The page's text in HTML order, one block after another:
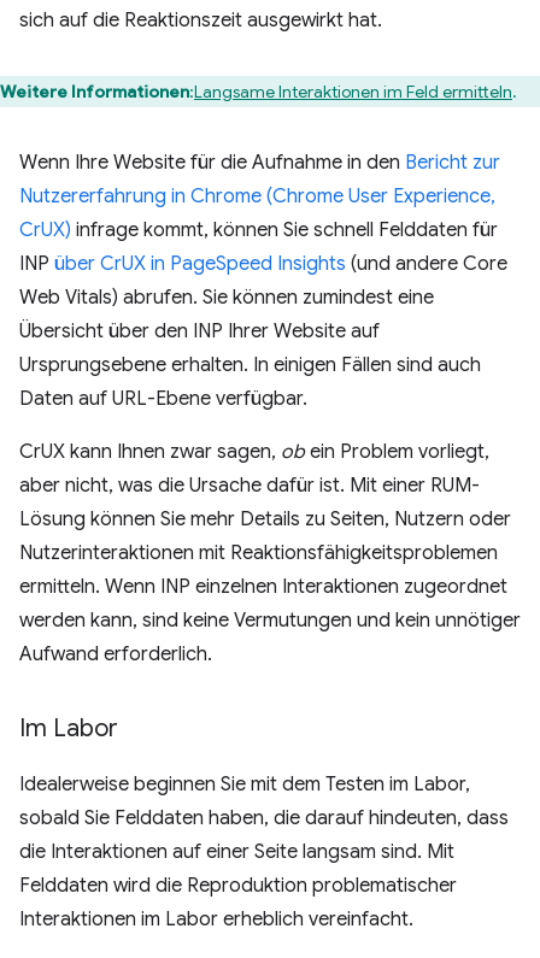
sich auf die Reaktionszeit ausgewirkt hat.
Weitere Informationen:Langsame Interaktionen im Feld ermitteln.
Wenn Ihre Website für die Aufnahme in den Bericht zur
Nutzererfahrung in Chrome (Chrome User Experience,
CrUX) infrage kommt, können Sie schnell Felddaten für
INP über CrUX in PageSpeed Insights (und andere Core
Web Vitals) abrufen. Sie können zumindest eine
Übersicht über den INP Ihrer Website auf
Ursprungsebene erhalten. In einigen Fällen sind auch
Daten auf URL-Ebene verfügbar.
CrUX kann Ihnen zwar sagen, obein Problem vorliegt,
aber nicht, was die Ursache dafür ist. Mit einer RUM-
Lösung können Sie mehr Details zu Seiten, Nutzern oder
Nutzerinteraktionen mit Reaktionsfähigkeitsproblemen
ermitteln. Wenn INP einzelnen Interaktionen zugeordnet
werden kann, sind keine Vermutungen und kein unnötiger
Aufwand erforderlich.
Im Labor
Idealerweise beginnen Sie mit dem Testen im Labor,
sobald Sie Felddaten haben, die darauf hindeuten, dass
die Interaktionen auf einer Seite langsam sind. Mit
Felddaten wird die Reproduktion problematischer
Interaktionen im Labor erheblich vereinfacht.